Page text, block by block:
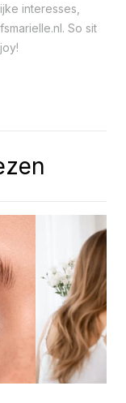
interesses,
So sit